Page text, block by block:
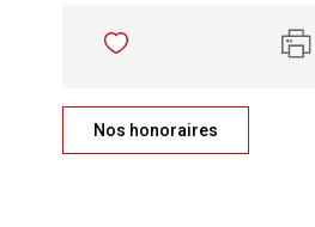
Nos honoraires